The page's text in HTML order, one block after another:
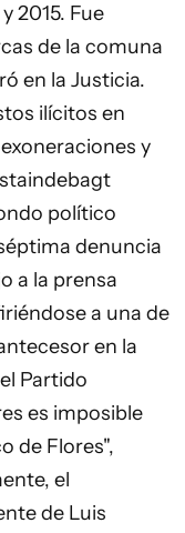
2015. Fue
de la comuna
en la Justicia.
ilícitos en
y
político
denuncia
a la prensa
a una de
en la
Partido
es imposible
de Flores",
el
de Luis